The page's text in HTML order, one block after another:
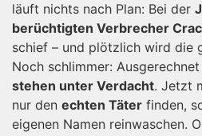
läuft nichts nach Plan: Bei der
berüchtigten Verbrecher
schief – und plötzlich wird die
Noch schlimmer: Ausgerechnet
stehen unter Verdacht. Jetzt
nur den echten Täter finden,
eigenen Namen reinwaschen.